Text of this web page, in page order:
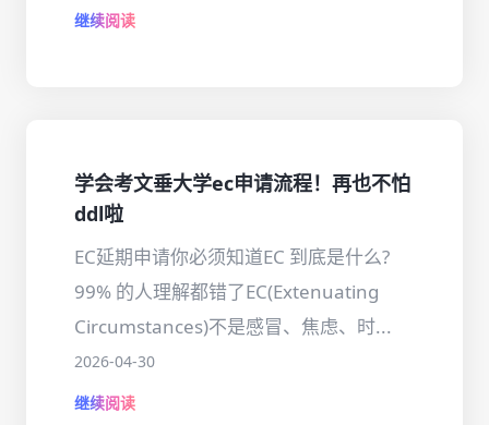
继续阅读
学会考文垂大学ec申请流程！再也不怕
ddl啦
EC延期申请你必须知道EC 到底是什么?
99% 的人理解都错了EC(Extenuating
Circumstances)不是感冒、焦虑、时...
2026-04-30
继续阅读